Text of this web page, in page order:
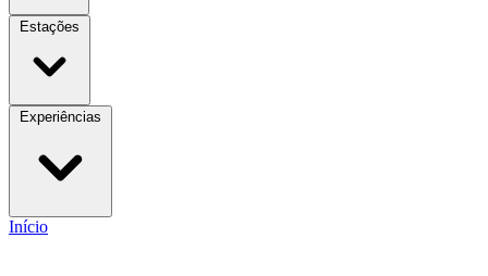
Estações
Experiências
Início